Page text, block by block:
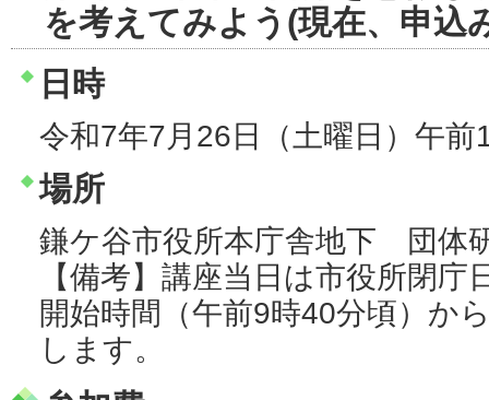
を考えてみよう(現在、申込
日時
令和7年7月26日（土曜日）午前
場所
鎌ケ谷市役所本庁舎地下 団体
【備考】講座当日は市役所閉
開始時間（午前9時40分頃）か
します。